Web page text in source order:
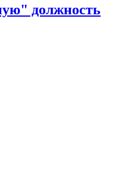
должность